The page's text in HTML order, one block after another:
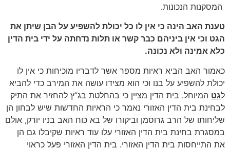
המסקנות הנכונות.
טענת האב הינה כי אין לו כל יכולת להשפיע על הבן שיתן את
הגט וכי אין ביניהם כבר קשר או תלות נדחתה על ידי בית הדין
כלא אמינה ולא נכונה.
כאמור האב הביא ראיות מספר אשר לדבריו מוכיחות כי אין לו
יכולת להשפיע על בנו וכי הוא מצידו עושה את המירב כדי להביא
לגט המיוחל. בית הדין מציין כי בהחלטת בג”ץ להחזיר את התיק
לבחינת בית הדין האזורי נאמר כי הראיות החדשות שיש לבחון הן
שליחותו של הרב גרוסמן וביקורו של בא כוח האב בניו יורק, אולם
במסגרת בחינת בית הדין האזורי עלו עוד ראיות שקיבלו גם הן
את התייחסות בית הדין האזורי. בית הדין האזורי פעל כראוי